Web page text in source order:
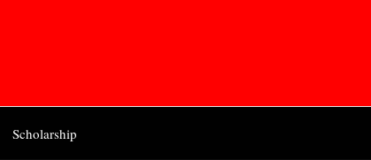
Scholarship